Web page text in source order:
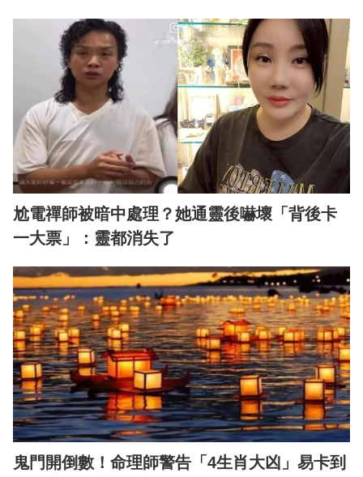
尬電禪師被暗中處理？她通靈後嚇壞「背後卡
一大票」：靈都消失了
鬼門開倒數！命理師警告「4生肖大凶」易卡到